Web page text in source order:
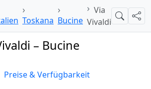
Toskana Bucine
Via
Vivaldi
Suche
– Bucine
Preise & Verfügbarkeit